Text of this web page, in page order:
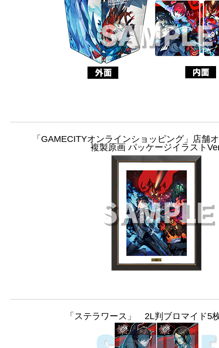
「GAMECITYオンラインショッピング」店舗
複製原画 パッケージイラスト
「ステラワース」 2L判ブロマイド5